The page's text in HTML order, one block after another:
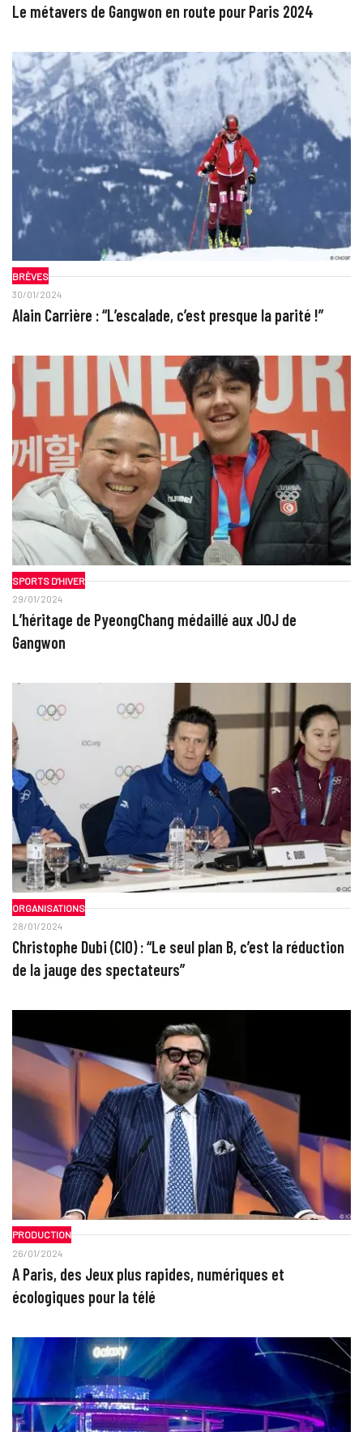
Le métavers de Gangwon en route pour Paris 2024
BRÈVES
30/01/2024
Alain Carrière : “L’escalade, c’est presque la parité !”
SPORTS D'HIVER
29/01/2024
L’héritage de PyeongChang médaillé aux JOJ de
Gangwon
ORGANISATIONS
28/01/2024
Christophe Dubi (CIO) : “Le seul plan B, c’est la réduction
de la jauge des spectateurs”
PRODUCTION
26/01/2024
A Paris, des Jeux plus rapides, numériques et
écologiques pour la télé